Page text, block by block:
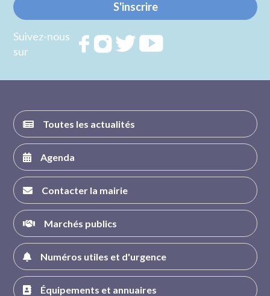
S'inscrire
Suivez-nous
sur
RejoignezRejoignezRejoignez
Toutes les actualités
Agenda
Contacter la mairie
Marchés publics
Numéros utiles et d'urgence
Équipements et annuaires